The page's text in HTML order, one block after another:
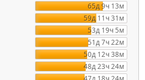
65д 9ч 13м
59д 11ч 31м
53д 19ч 5м
51д 7ч 22м
50д 12ч 38м
48д 23ч 24м